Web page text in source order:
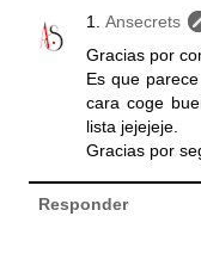
Ansecrets
Gracias por
Es que
cara coge
lista jejejeje.
Gracias por
Responder